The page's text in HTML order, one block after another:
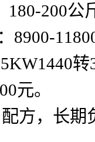
180-200公
8900-
转
元。
方，长